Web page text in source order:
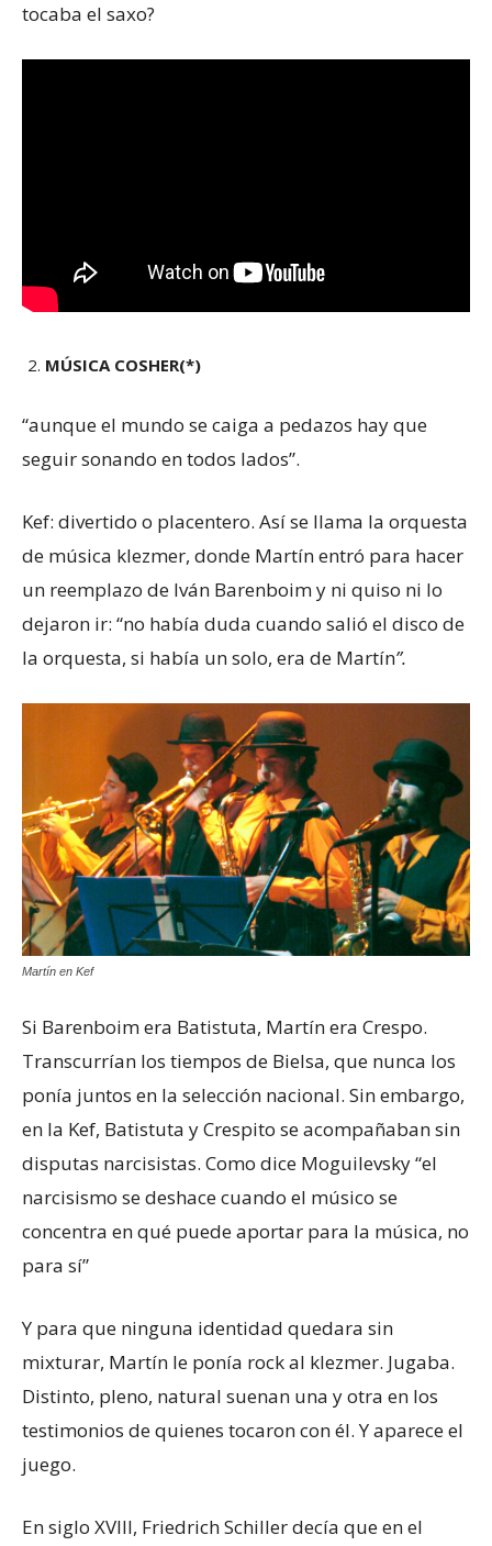
tocaba el saxo?
MÚSICA COSHER(*)
“aunque el mundo se caiga a pedazos hay que
seguir sonando en todos lados”.
Kef: divertido o placentero. Así se llama la orquesta
de música klezmer, donde Martín entró para hacer
un reemplazo de Iván Barenboim y ni quiso ni lo
dejaron ir: “no había duda cuando salió el disco de
la orquesta, si había un solo, era de Martín”.
Martín en Kef
Si Barenboim era Batistuta, Martín era Crespo.
Transcurrían los tiempos de Bielsa, que nunca los
ponía juntos en la selección nacional. Sin embargo,
en la Kef, Batistuta y Crespito se acompañaban sin
disputas narcisistas. Como dice Moguilevsky “el
narcisismo se deshace cuando el músico se
concentra en qué puede aportar para la música, no
para sí”
Y para que ninguna identidad quedara sin
mixturar, Martín le ponía rock al klezmer. Jugaba.
Distinto, pleno, natural suenan una y otra en los
testimonios de quienes tocaron con él. Y aparece el
juego.
En siglo XVIII, Friedrich Schiller decía que en el